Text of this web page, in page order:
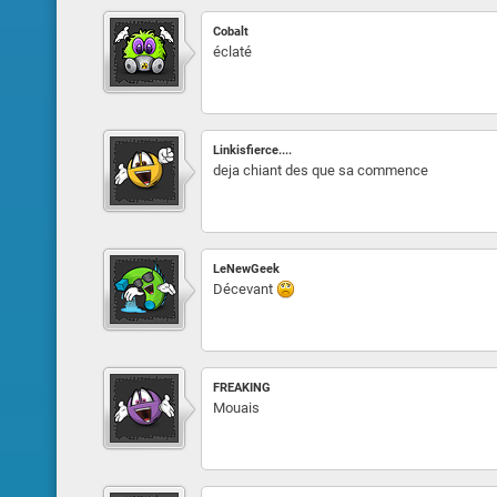
Cobalt
éclaté
Linkisfierce....
deja chiant des que sa commence
LeNewGeek
Décevant
FREAKING
Mouais